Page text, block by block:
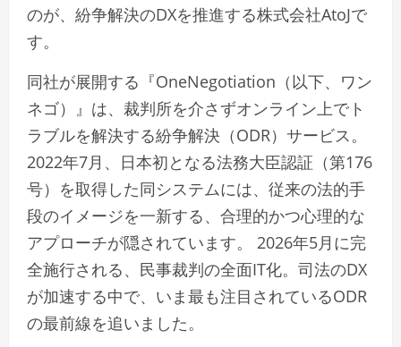
のが、紛争解決のDXを推進する株式会社AtoJで
す。
同社が展開する『OneNegotiation（以下、ワン
ネゴ）』は、裁判所を介さずオンライン上でト
ラブルを解決する紛争解決（ODR）サービス。
2022年7月、日本初となる法務大臣認証（第176
号）を取得した同システムには、従来の法的手
段のイメージを一新する、合理的かつ心理的な
アプローチが隠されています。 2026年5月に完
全施行される、民事裁判の全面IT化。司法のDX
が加速する中で、いま最も注目されているODR
の最前線を追いました。